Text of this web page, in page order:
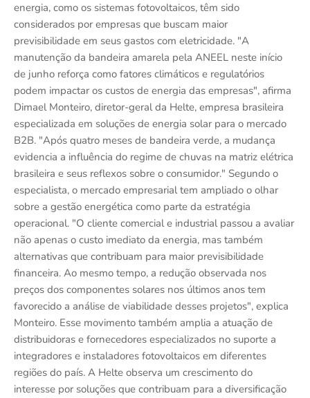
energia, como os sistemas fotovoltaicos, têm sido
considerados por empresas que buscam maior
previsibilidade em seus gastos com eletricidade. "A
manutenção da bandeira amarela pela ANEEL neste início
de junho reforça como fatores climáticos e regulatórios
podem impactar os custos de energia das empresas", afirma
Dimael Monteiro, diretor-geral da Helte, empresa brasileira
especializada em soluções de energia solar para o mercado
B2B. "Após quatro meses de bandeira verde, a mudança
evidencia a influência do regime de chuvas na matriz elétrica
brasileira e seus reflexos sobre o consumidor." Segundo o
especialista, o mercado empresarial tem ampliado o olhar
sobre a gestão energética como parte da estratégia
operacional. "O cliente comercial e industrial passou a avaliar
não apenas o custo imediato da energia, mas também
alternativas que contribuam para maior previsibilidade
financeira. Ao mesmo tempo, a redução observada nos
preços dos componentes solares nos últimos anos tem
favorecido a análise de viabilidade desses projetos", explica
Monteiro. Esse movimento também amplia a atuação de
distribuidoras e fornecedores especializados no suporte a
integradores e instaladores fotovoltaicos em diferentes
regiões do país. A Helte observa um crescimento do
interesse por soluções que contribuam para a diversificação